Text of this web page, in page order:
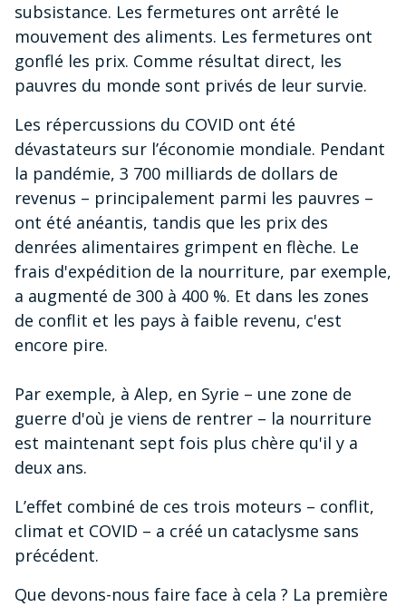
subsistance. Les fermetures ont arrêté le
mouvement des aliments. Les fermetures ont
gonflé les prix. Comme résultat direct, les
pauvres du monde sont privés de leur survie.
Les répercussions du COVID ont été
dévastateurs sur l’économie mondiale. Pendant
la pandémie, 3 700 milliards de dollars de
revenus – principalement parmi les pauvres –
ont été anéantis, tandis que les prix des
denrées alimentaires grimpent en flèche. Le
frais d'expédition de la nourriture, par exemple,
a augmenté de 300 à 400 %. Et dans les zones
de conflit et les pays à faible revenu, c'est
encore pire.
Par exemple, à Alep, en Syrie – une zone de
guerre d'où je viens de rentrer – la nourriture
est maintenant sept fois plus chère qu'il y a
deux ans.
L’effet combiné de ces trois moteurs – conflit,
climat et COVID – a créé un cataclysme sans
précédent.
Que devons-nous faire face à cela ? La première